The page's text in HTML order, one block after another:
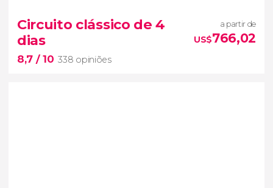
648 opiniões
dois dos lugares mais incríveis da
Grécia
Circuito clássico de 4
dias
8,7 / 10 338 opiniões
a partir de
US$766,02